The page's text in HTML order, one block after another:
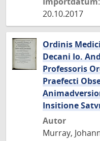
20.10.2017
Ordinis
Decani Io.
Professoris
Praefecti
Insitione
Autor
Murray,